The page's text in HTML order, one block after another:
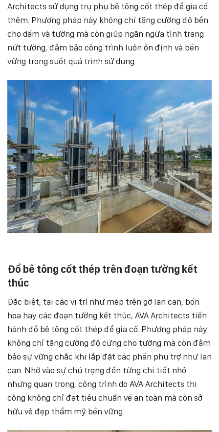
Architects sử dụng trụ phụ bê tông cốt thép để gia cố
thêm. Phương pháp này không chỉ tăng cường độ bền
cho dầm và tường mà còn giúp ngăn ngừa tình trạng
nứt tường, đảm bảo công trình luôn ổn định và bền
vững trong suốt quá trình sử dụng.
Đổ bê tông cốt thép trên đoạn tường kết
thúc
Đặc biệt, tại các vị trí như mép trên gờ lan can, bồn
hoa hay các đoạn tường kết thúc, AVA Architects tiến
hành đổ bê tông cốt thép để gia cố. Phương pháp này
không chỉ tăng cường độ cứng cho tường mà còn đảm
bảo sự vững chắc khi lắp đặt các phần phụ trợ như lan
can. Nhờ vào sự chú trọng đến từng chi tiết nhỏ
nhưng quan trọng, công trình do AVA Architects thi
công không chỉ đạt tiêu chuẩn về an toàn mà còn sở
hữu vẻ đẹp thẩm mỹ bền vững.